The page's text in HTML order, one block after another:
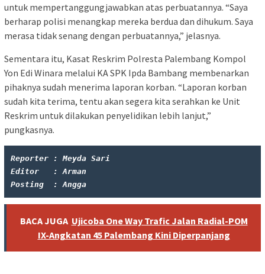
untuk mempertanggungjawabkan atas perbuatannya. “Saya
berharap polisi menangkap mereka berdua dan dihukum. Saya
merasa tidak senang dengan perbuatannya,” jelasnya.
Sementara itu, Kasat Reskrim Polresta Palembang Kompol
Yon Edi Winara melalui KA SPK Ipda Bambang membenarkan
pihaknya sudah menerima laporan korban. “Laporan korban
sudah kita terima, tentu akan segera kita serahkan ke Unit
Reskrim untuk dilakukan penyelidikan lebih lanjut,”
pungkasnya.
Reporter : Meyda Sari
Editor   : Arman
Posting  : Angga
BACA JUGA Ujicoba One Way Trafic Jalan Radial-POM
IX-Angkatan 45 Palembang Kini Diperpanjang